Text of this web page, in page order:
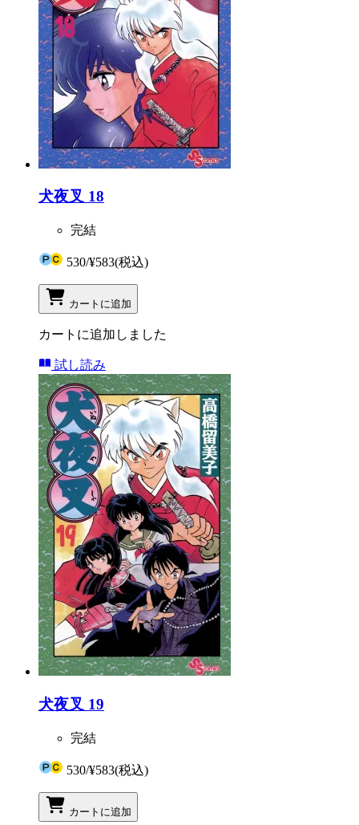
犬夜叉 18
完結
530/¥583(税込)
カートに追加
カートに追加しました
試し読み
犬夜叉 19
完結
530/¥583(税込)
カートに追加